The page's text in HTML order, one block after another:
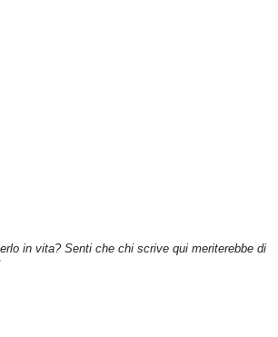
in vita? Senti che chi scrive qui meriterebbe di